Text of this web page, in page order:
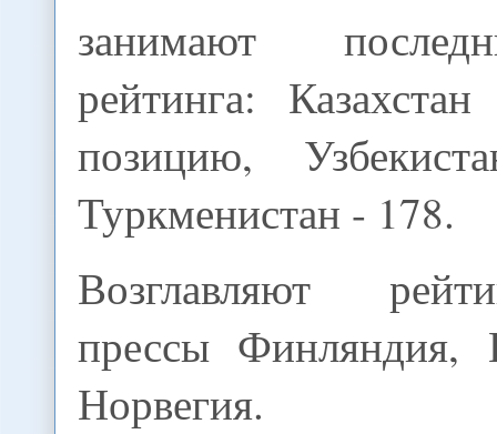
занимают
рейтинга:
позицию,
Туркменистан - 178.
Возглавляют
прессы Финляндия,
Норвегия.